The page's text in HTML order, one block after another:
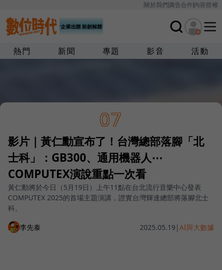
關於我們廣告合作內容授權
熱門 新聞 專題 影音 活動
07
影片｜黃仁勳宣布了！台灣總部落腳「北
士科」：GB300、通用機器人⋯
COMPUTEX演說重點一次看
黃仁勳將於今日（5月19日）上午11點在台北流行音樂中心發表
COMPUTEX 2025的首場主題演講，證實台灣輝達總部將落腳北士
科。
李先泰 2025.05.19 |AI與大數據